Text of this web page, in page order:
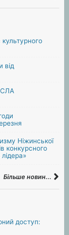
від
Ніжинської
конкурсного
Більше новин...
доступ: